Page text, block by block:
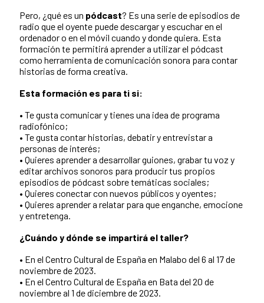
Pero, ¿qué es un pódcast? Es una serie de episodios de
radio que el oyente puede descargar y escuchar en el
ordenador o en el móvil cuando y donde quiera. Esta
formación te permitirá aprender a utilizar el pódcast
como herramienta de comunicación sonora para contar
historias de forma creativa.
Esta formación es para ti si:
• Te gusta comunicar y tienes una idea de programa
radiofónico;
• Te gusta contar historias, debatir y entrevistar a
personas de interés;
• Quieres aprender a desarrollar guiones, grabar tu voz y
editar archivos sonoros para producir tus propios
episodios de pódcast sobre temáticas sociales;
• Quieres conectar con nuevos públicos y oyentes;
• Quieres aprender a relatar para que enganche, emocione
y entretenga.
¿Cuándo y dónde se impartirá el taller?
• En el Centro Cultural de España en Malabo del 6 al 17 de
noviembre de 2023.
• En el Centro Cultural de España en Bata del 20 de
noviembre al 1 de diciembre de 2023.